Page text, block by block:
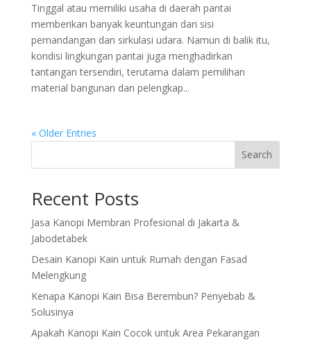
Tinggal atau memiliki usaha di daerah pantai
memberikan banyak keuntungan dari sisi
pemandangan dan sirkulasi udara. Namun di balik itu,
kondisi lingkungan pantai juga menghadirkan
tantangan tersendiri, terutama dalam pemilihan
material bangunan dan pelengkap...
« Older Entries
Search
Recent Posts
Jasa Kanopi Membran Profesional di Jakarta &
Jabodetabek
Desain Kanopi Kain untuk Rumah dengan Fasad
Melengkung
Kenapa Kanopi Kain Bisa Berembun? Penyebab &
Solusinya
Apakah Kanopi Kain Cocok untuk Area Pekarangan